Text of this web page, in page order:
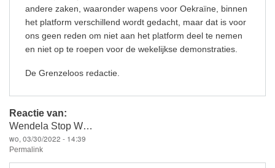
andere zaken, waaronder wapens voor Oekraïne, binnen
het platform verschillend wordt gedacht, maar dat is voor
ons geen reden om niet aan het platform deel te nemen
en niet op te roepen voor de wekelijkse demonstraties.
De Grenzeloos redactie.
Reactie van:
Wendela Stop W…
wo, 03/30/2022 - 14:39
Permalink